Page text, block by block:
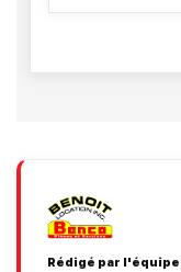
Rédigé par l'équipe